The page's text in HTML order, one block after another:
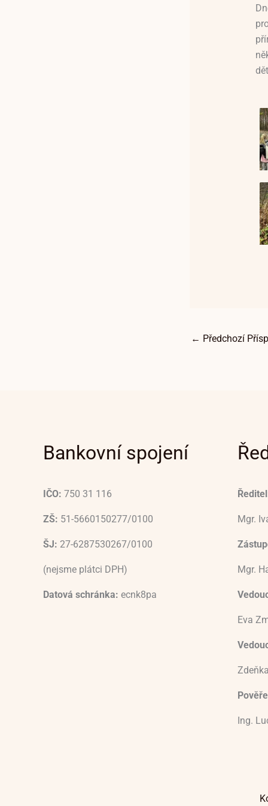
← Předchozí
Bankovní spojení
IČO: 750 31 116
ZŠ: 51-5660150277/0100
ŠJ: 27-6287530267/0100
(nejsme plátci DPH)
Datová schránka: ecnk8pa
Mgr.
Mgr.
Eva
Ing.